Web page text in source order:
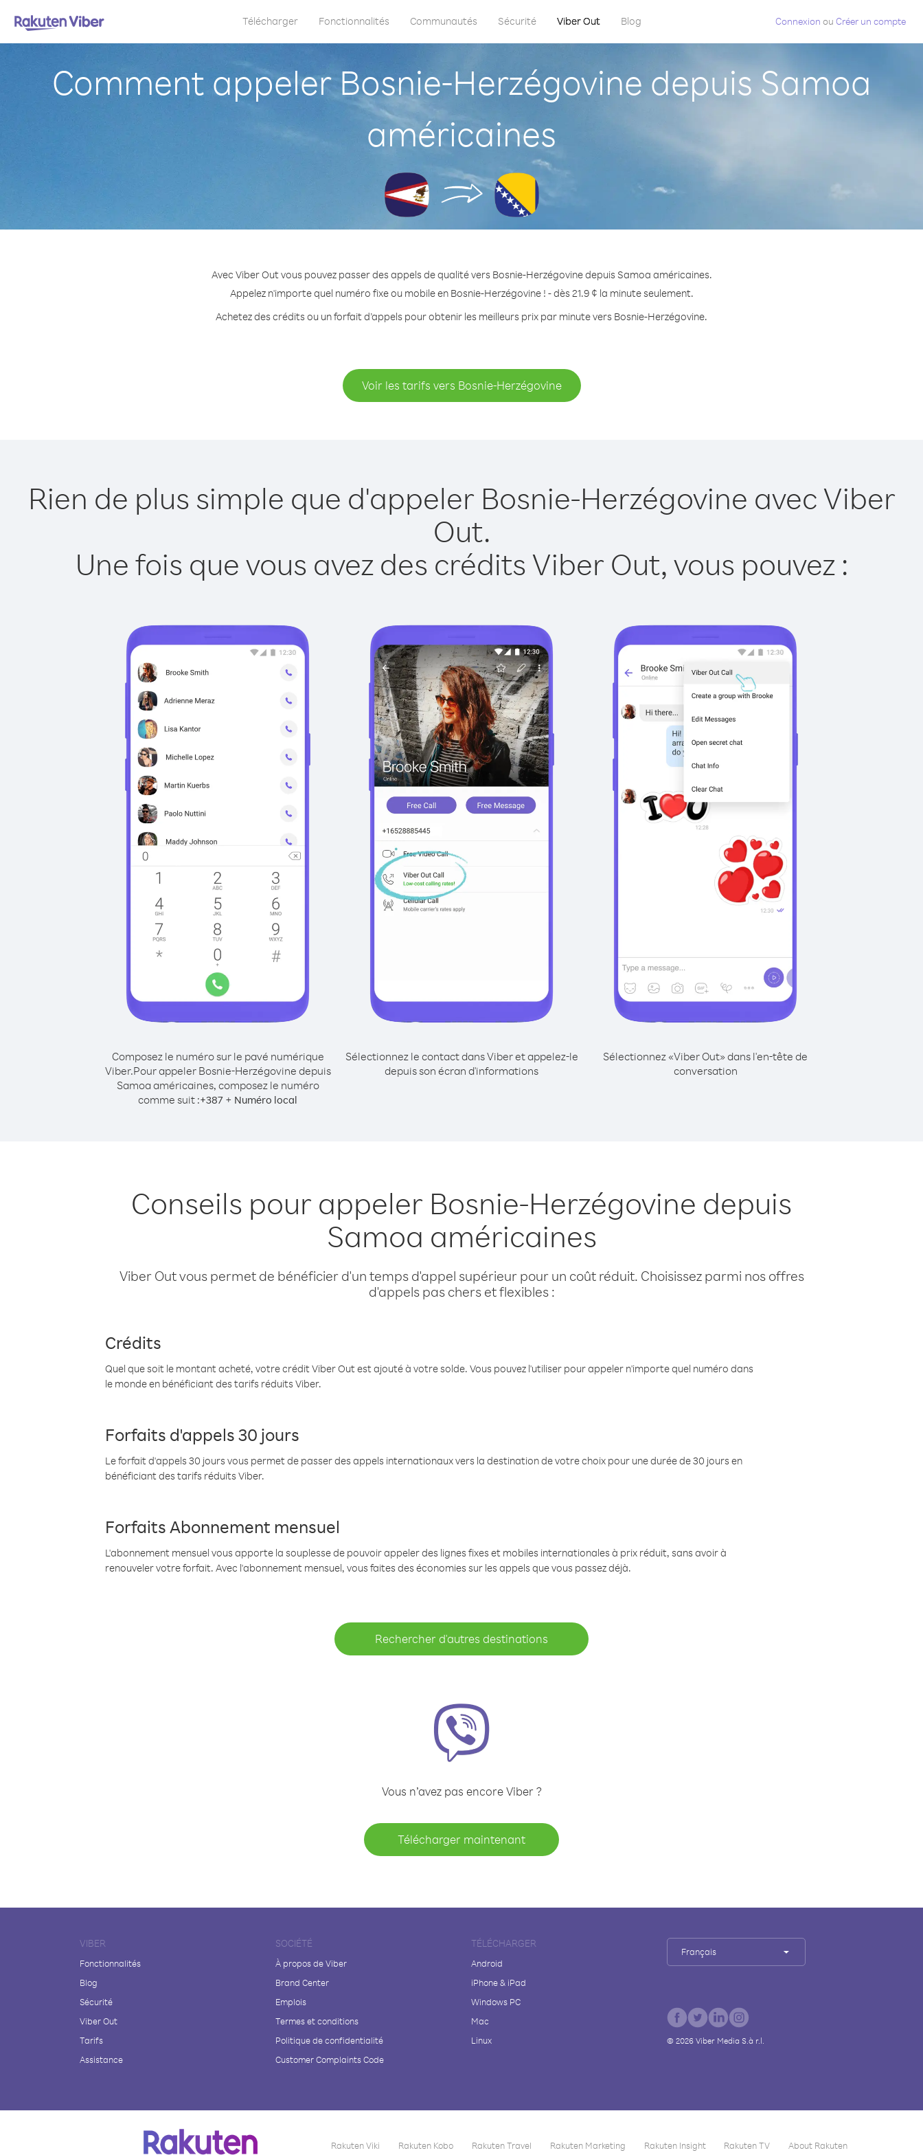
Télécharger Fonctionnalités Communautés Sécurité Viber Out Blog Connexion ou Créer un compte
Comment appeler Bosnie-Herzégovine depuis Samoa
américaines
Avec Viber Out vous pouvez passer des appels de qualité vers Bosnie-Herzégovine depuis Samoa américaines.
Appelez n'importe quel numéro fixe ou mobile en Bosnie-Herzégovine ! - dès 21.9 ¢ la minute seulement.
Achetez des crédits ou un forfait d’appels pour obtenir les meilleurs prix par minute vers Bosnie-Herzégovine.
Voir les tarifs vers Bosnie-Herzégovine
Rien de plus simple que d'appeler Bosnie-Herzégovine avec Viber
Out.
Une fois que vous avez des crédits Viber Out, vous pouvez :
Composez le numéro sur le pavé numérique
Viber.Pour appeler Bosnie-Herzégovine depuis
Samoa américaines, composez le numéro
comme suit :+387 + Numéro local
Sélectionnez le contact dans Viber et appelez-le
depuis son écran d'informations
Sélectionnez «Viber Out» dans l'en-tête de
conversation
Conseils pour appeler Bosnie-Herzégovine depuis
Samoa américaines
Viber Out vous permet de bénéficier d'un temps d'appel supérieur pour un coût réduit. Choisissez parmi nos offres
d'appels pas chers et flexibles :
Crédits
Quel que soit le montant acheté, votre crédit Viber Out est ajouté à votre solde. Vous pouvez l'utiliser pour appeler n'importe quel numéro dans
le monde en bénéficiant des tarifs réduits Viber.
Forfaits d'appels 30 jours
Le forfait d'appels 30 jours vous permet de passer des appels internationaux vers la destination de votre choix pour une durée de 30 jours en
bénéficiant des tarifs réduits Viber.
Forfaits Abonnement mensuel
L'abonnement mensuel vous apporte la souplesse de pouvoir appeler des lignes fixes et mobiles internationales à prix réduit, sans avoir à
renouveler votre forfait. Avec l'abonnement mensuel, vous faites des économies sur les appels que vous passez déjà.
Rechercher d'autres destinations
Vous n’avez pas encore Viber ?
Télécharger maintenant
VIBER
Fonctionnalités
Blog
Sécurité
Viber Out
Tarifs
Assistance
SOCIÉTÉ
À propos de Viber
Brand Center
Emplois
Termes et conditions
Politique de confidentialité
Customer Complaints Code
TÉLÉCHARGER
Android
iPhone & iPad
Windows PC
Mac
Linux
Français
© 2026 Viber Media S.à r.l.
Rakuten Viki Rakuten Kobo Rakuten Travel Rakuten Marketing Rakuten Insight Rakuten TV About Rakuten